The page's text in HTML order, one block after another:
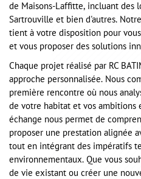
de Maisons-Laffitte, incluant des
Sartrouville et bien d'autres.
tient à votre disposition pour
et vous proposer des solutions
Chaque projet réalisé par RC
approche personnalisée. Nous
première rencontre où nous
de votre habitat et vos ambitions
échange nous permet de
proposer une prestation alignée
tout en intégrant des impératifs
environnementaux. Que vous
de vie existant ou créer une